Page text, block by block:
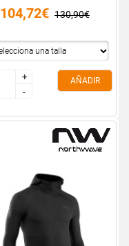
104,72€ 130,90€
+
-
+
-
AÑADIR